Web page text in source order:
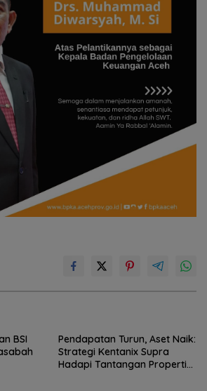
BSI
Pendapatan Turun, Aset Naik:
Strategi Kentanix Supra
Hadapi Tantangan Properti